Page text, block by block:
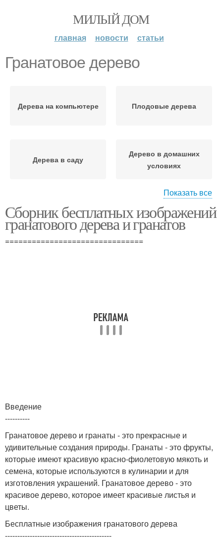
МИЛЫЙ ДОМ
главная новости статьи
Гранатовое дерево
Дерева на компьютере Плодовые дерева
Дерева в саду
Дерево в домашних
условиях
Дерево из косточки
Дерево в открытом
грунте
Мандариновое дерево
Уход за мандариновым
Показать все
Сборник бесплатных изображений
гранатового дерева и гранатов
===============================
Введение
----------
Гранатовое дерево и гранаты - это прекрасные и
удивительные создания природы. Гранаты - это фрукты,
которые имеют красивую красно-фиолетовую мякоть и
семена, которые используются в кулинарии и для
изготовления украшений. Гранатовое дерево - это
красивое дерево, которое имеет красивые листья и
цветы.
Бесплатные изображения гранатового дерева
-------------------------------------------